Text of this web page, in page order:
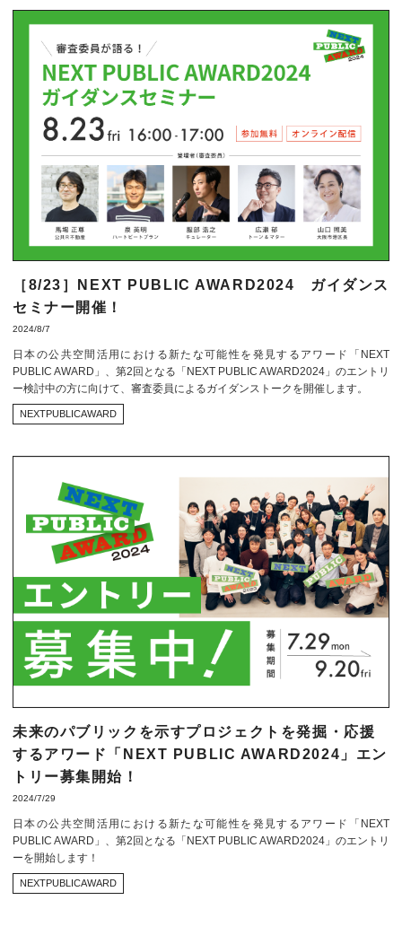
［8/23］NEXT PUBLIC AWARD2024 ガイダンス
セミナー開催！
2024/8/7
日本の公共空間活用における新たな可能性を発見するアワード「NEXT
PUBLIC AWARD」、第2回となる「NEXT PUBLIC AWARD2024」のエントリ
ー検討中の方に向けて、審査委員によるガイダンストークを開催します。
NEXTPUBLICAWARD
未来のパブリックを示すプロジェクトを発掘・応援
するアワード「NEXT PUBLIC AWARD2024」エン
トリー募集開始！
2024/7/29
日本の公共空間活用における新たな可能性を発見するアワード「NEXT
PUBLIC AWARD」、第2回となる「NEXT PUBLIC AWARD2024」のエントリ
ーを開始します！
NEXTPUBLICAWARD